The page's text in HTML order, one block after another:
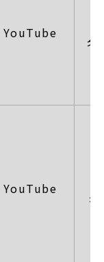
YouTube
名
YouTube